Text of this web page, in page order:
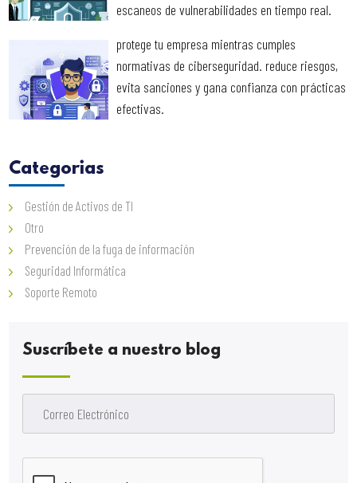
escaneos de vulnerabilidades en tiempo real.
protege tu empresa mientras cumples
normativas de ciberseguridad. reduce riesgos,
evita sanciones y gana confianza con prácticas
efectivas.
Categorias
Gestión de Activos de TI
Otro
Prevención de la fuga de información
Seguridad Informática
Soporte Remoto
Suscríbete a nuestro blog